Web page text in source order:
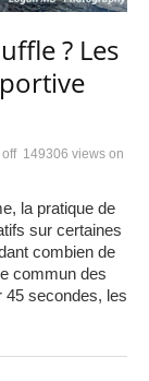
? Les
149306 views on
la pratique de
sur certaines
combien de
commun des
45 secondes, les